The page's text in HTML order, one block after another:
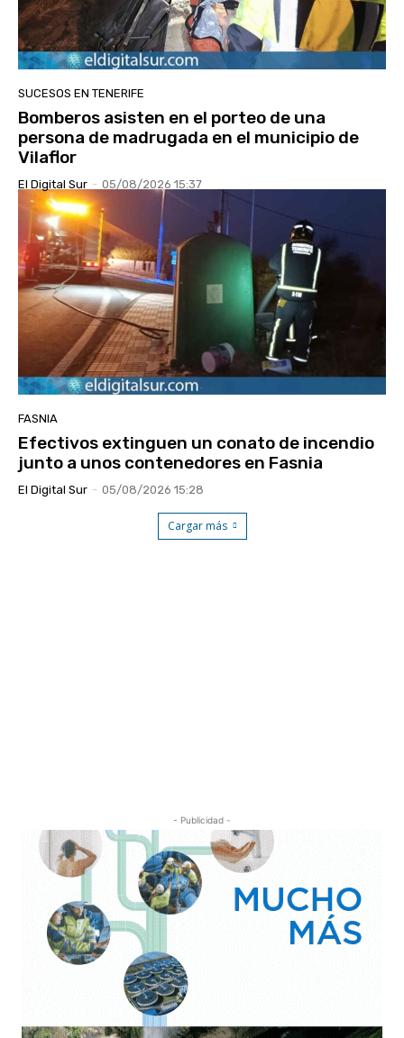
SUCESOS EN TENERIFE
Bomberos asisten en el porteo de una
persona de madrugada en el municipio de
Vilaflor
El Digital Sur - 05/08/2026 15:37
FASNIA
Efectivos extinguen un conato de incendio
junto a unos contenedores en Fasnia
El Digital Sur - 05/08/2026 15:28
Cargar más
- Publicidad -